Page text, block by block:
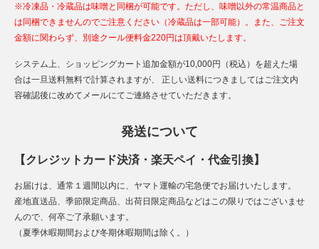
※冷凍品・冷蔵品は味噌と同梱が可能です。ただし、味噌以外の常温商品と
は同梱できませんのでご注意ください（冷蔵品は一部可能）。また、ご注文
金額に関わらず、別途クール便料金220円は頂戴いたします。
システム上、ショッピングカート追加金額が10,000円（税込）を超えた場
合は一旦送料無料で計算されますが、 正しい送料につきましてはご注文内
容確認後に改めてメールにてご連絡させていただきます。
発送について
【クレジットカード決済・楽天ペイ・代金引換】
お届けは、通常１週間以内に、ヤマト運輸の宅急便でお届けいたします。
産地直送品、季節限定商品、出荷日限定商品などはこの限りではございませ
んので、何卒ご了承願います。
（夏季休暇期間および冬期休暇期間は除く。）